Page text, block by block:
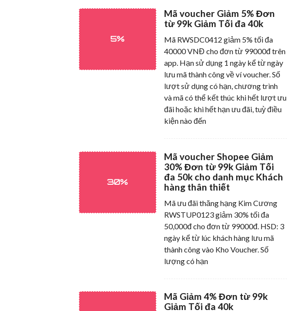
5%
Mã voucher Giảm 5% Đơn
từ 99k Giảm Tối đa 40k
Mã RWSDC0412 giảm 5% tối đa
40000 VNĐ cho đơn từ 99000đ trên
app. Hạn sử dụng 1 ngày kể từ ngày
lưu mã thành công về ví voucher. Số
lượt sử dụng có hạn, chương trình
và mã có thể kết thúc khi hết lượt ưu
đãi hoặc khi hết hạn ưu đãi, tuỳ điều
kiện nào đến
30%
Mã voucher Shopee Giảm
30% Đơn từ 99k Giảm Tối
đa 50k cho danh mục Khách
hàng thân thiết
Mã ưu đãi thăng hạng Kim Cương
RWSTUP0123 giảm 30% tối đa
50,000đ cho đơn từ 99000đ. HSD: 3
ngày kể từ lúc khách hàng lưu mã
thành công vào Kho Voucher. Số
lượng có hạn
Mã Giảm 4% Đơn từ 99k
Giảm Tối đa 40k